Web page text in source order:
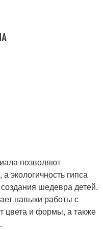
позволяют
экологичность гипса
шедевра детей.
навыки работы с
цвета и формы, а также